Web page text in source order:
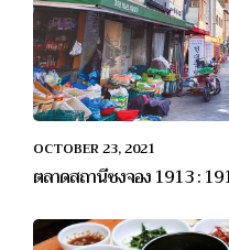
OCTOBER 23, 2021
ตลาดสถานีซงจอง 1913 :